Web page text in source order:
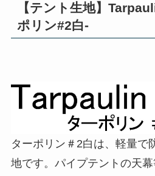
【テント生地】
ポリン#2白-
ターポリン＃2白は、軽量で
地です。パイプテントの天